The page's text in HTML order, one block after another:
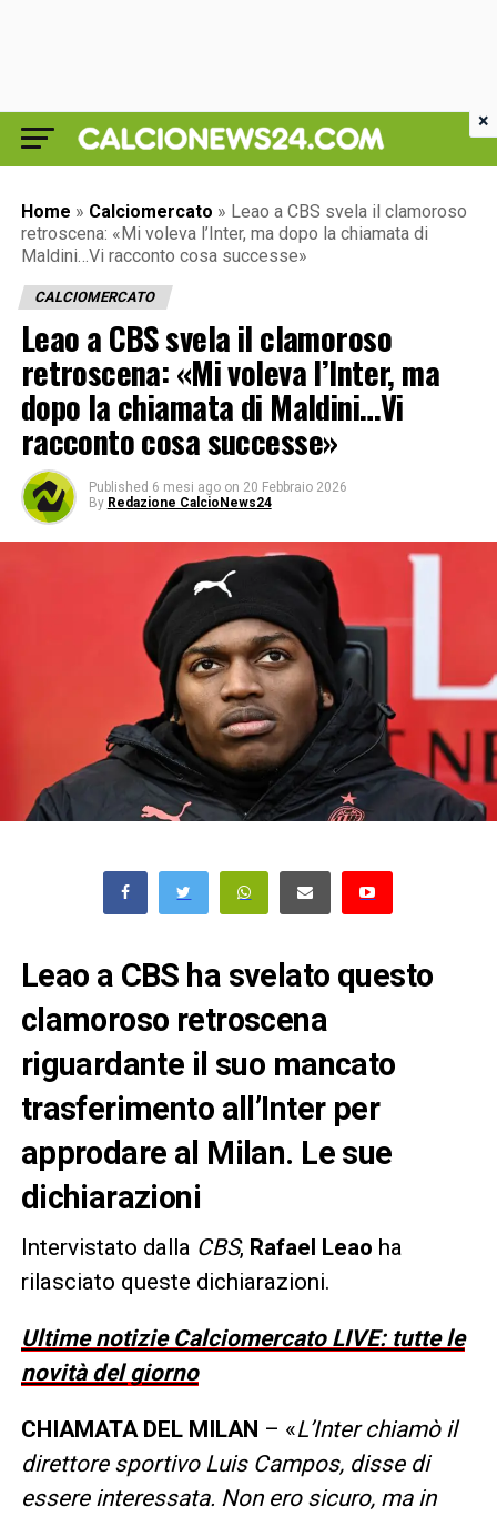
Home » Calciomercato » Leao a CBS svela il clamoroso
retroscena: «Mi voleva l’Inter, ma dopo la chiamata di
Maldini…Vi racconto cosa successe»
CALCIOMERCATO
Leao a CBS svela il clamoroso
retroscena: «Mi voleva l’Inter, ma
dopo la chiamata di Maldini…Vi
racconto cosa successe»
Published 6 mesi ago on 20 Febbraio 2026
By Redazione CalcioNews24
Leao a CBS ha svelato questo
clamoroso retroscena
riguardante il suo mancato
trasferimento all’Inter per
approdare al Milan. Le sue
dichiarazioni
Intervistato dalla CBS, Rafael Leao ha
rilasciato queste dichiarazioni.
Ultime notizie Calciomercato LIVE: tutte le
novità del giorno
CHIAMATA DEL MILAN – «L’Inter chiamò il
direttore sportivo Luis Campos, disse di
essere interessata. Non ero sicuro, ma in
×